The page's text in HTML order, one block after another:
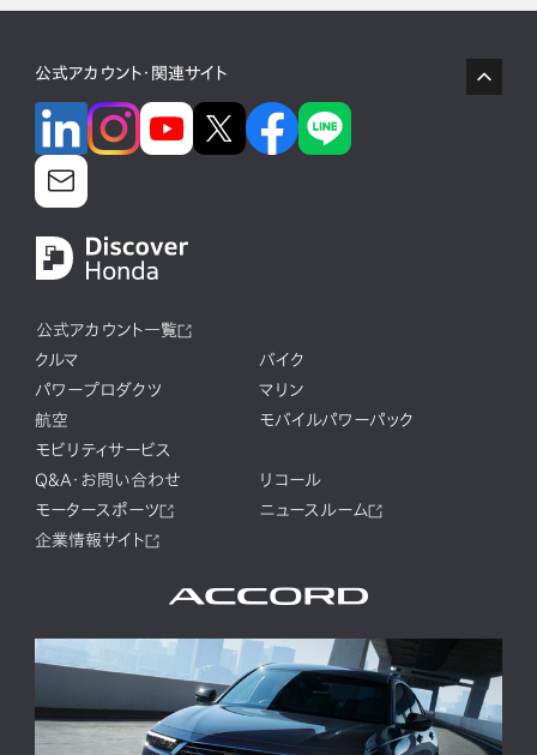
公式アカウント・関連サイト
公式アカウント一覧
クルマ
バイク
パワープロダクツ
マリン
航空
モバイルパワーパック
モビリティサービス
Q&A・お問い合わせ
リコール
モータースポーツ
ニュースルーム
企業情報サイト